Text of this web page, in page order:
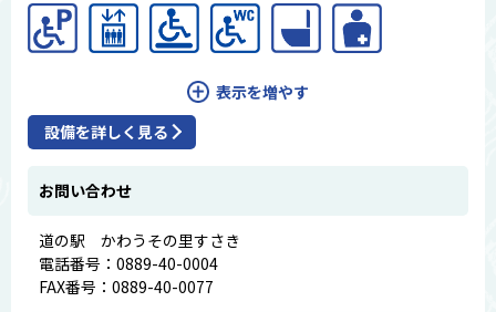
表示を増やす
設備を詳しく見る
お問い合わせ
道の駅 かわうその里すさき
電話番号：0889-40-0004
FAX番号：0889-40-0077